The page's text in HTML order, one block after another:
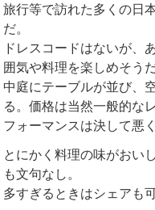
旅行等で訪れた多くの日
だ。
ドレスコードはないが、
囲気や料理を楽しめそうだ
中庭にテーブルが並び、
る。価格は当然一般的な
フォーマンスは決して悪く
とにかく料理の味がおい
も文句なし。
多すぎるときはシェアも可